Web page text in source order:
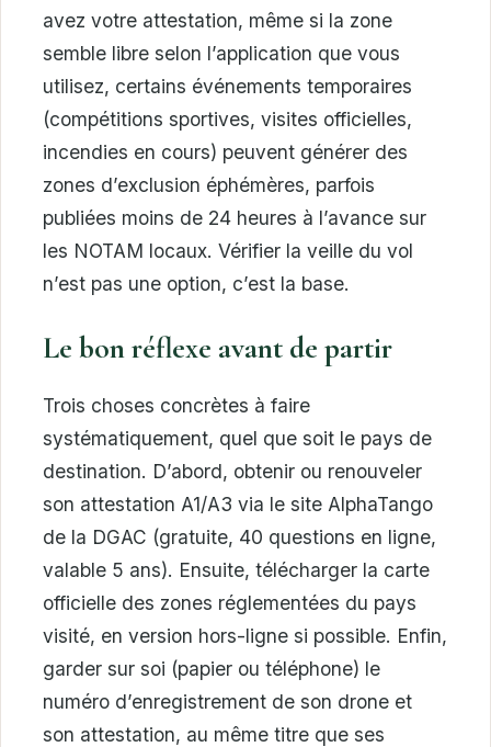
avez votre attestation, même si la zone
semble libre selon l’application que vous
utilisez, certains événements temporaires
(compétitions sportives, visites officielles,
incendies en cours) peuvent générer des
zones d’exclusion éphémères, parfois
publiées moins de 24 heures à l’avance sur
les NOTAM locaux. Vérifier la veille du vol
n’est pas une option, c’est la base.
Le bon réflexe avant de partir
Trois choses concrètes à faire
systématiquement, quel que soit le pays de
destination. D’abord, obtenir ou renouveler
son attestation A1/A3 via le site AlphaTango
de la DGAC (gratuite, 40 questions en ligne,
valable 5 ans). Ensuite, télécharger la carte
officielle des zones réglementées du pays
visité, en version hors-ligne si possible. Enfin,
garder sur soi (papier ou téléphone) le
numéro d’enregistrement de son drone et
son attestation, au même titre que ses